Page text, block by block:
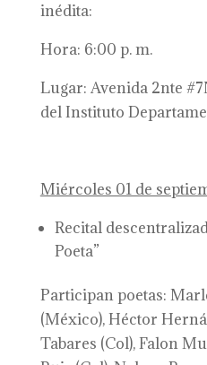
inédita:
Hora: 6:00 p. m.
Lugar: Avenida 2nte
del Instituto
Miércoles 01 de
Recital
Poeta”
Participan poetas:
(México), Héctor
Tabares (Col), Falon